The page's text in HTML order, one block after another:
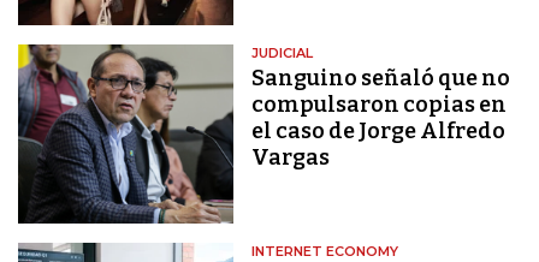
JUDICIAL
Sanguino señaló que no
compulsaron copias en
el caso de Jorge Alfredo
Vargas
INTERNET ECONOMY